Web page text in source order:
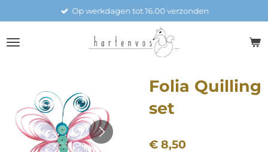
naar
Op werkdagen tot 16.00 verzonden
Folia Quilling
set
€ 8,50